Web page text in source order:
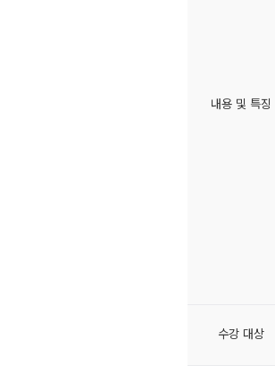
내용 및 특징
수강 대상